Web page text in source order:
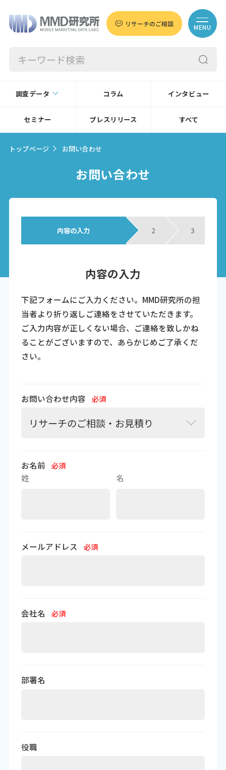
リサーチのご相談 MENU
調査データ コラム インタビュー
セミナー プレスリリース すべて
トップページ お問い合わせ
お問い合わせ
内容の入力 2 3
内容の入力
下記フォームにご入力ください。MMD研究所の担
当者より折り返しご連絡をさせていただきます。
ご入力内容が正しくない場合、ご連絡を致しかね
ることがございますので、あらかじめご了承くだ
さい。
お問い合わせ内容 必須
お名前 必須
姓 名
メールアドレス 必須
会社名 必須
部署名
役職